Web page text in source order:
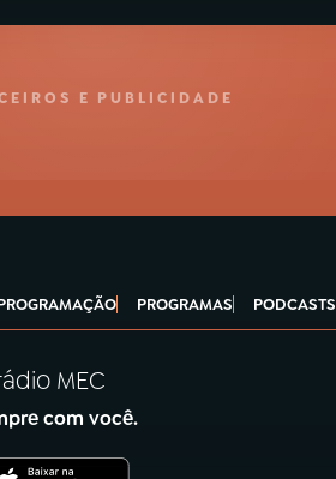
E PUBLICIDADE
PROGRAMAS PODCASTS
MEC
com você.